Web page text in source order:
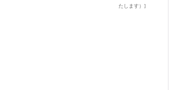
たします）]